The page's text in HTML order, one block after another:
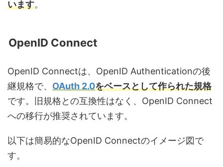
います。
OpenID Connect
OpenID Connectは、OpenID Authenticationの後
継規格で、 OAuth 2.0をベースとして作られた規格
です。旧規格との互換性はなく、OpenID Connect
への移行が推奨されています。
以下は簡易的なOpenID Connectのイメージ図で
す。